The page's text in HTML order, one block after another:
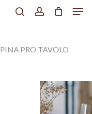
PINA PRO TAVOLO